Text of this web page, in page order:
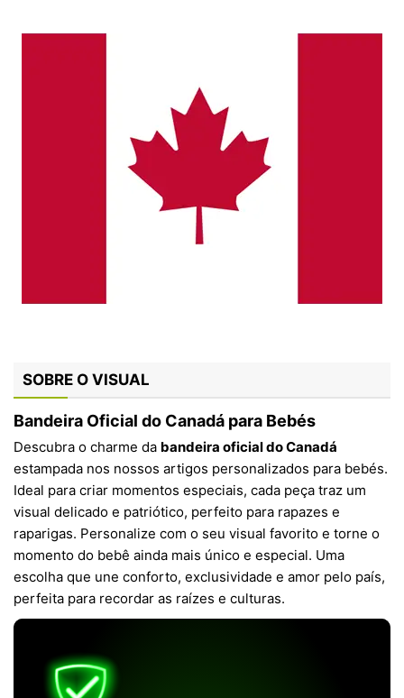
SOBRE O VISUAL
Bandeira Oficial do Canadá para Bebés
Descubra o charme da bandeira oficial do Canadá
estampada nos nossos artigos personalizados para bebés.
Ideal para criar momentos especiais, cada peça traz um
visual delicado e patriótico, perfeito para rapazes e
raparigas. Personalize com o seu visual favorito e torne o
momento do bebê ainda mais único e especial. Uma
escolha que une conforto, exclusividade e amor pelo país,
perfeita para recordar as raízes e culturas.